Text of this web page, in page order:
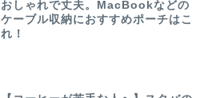
おしゃれで丈夫。MacBookなどの
ケーブル収納におすすめポーチはこ
れ！